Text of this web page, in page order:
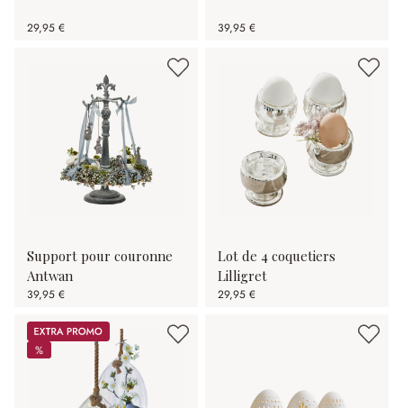
29,95 € 39,95 €
Support pour couronne
Antwan
39,95 €
Lot de 4 coquetiers
Lilligret
29,95 €
Promos
%
%